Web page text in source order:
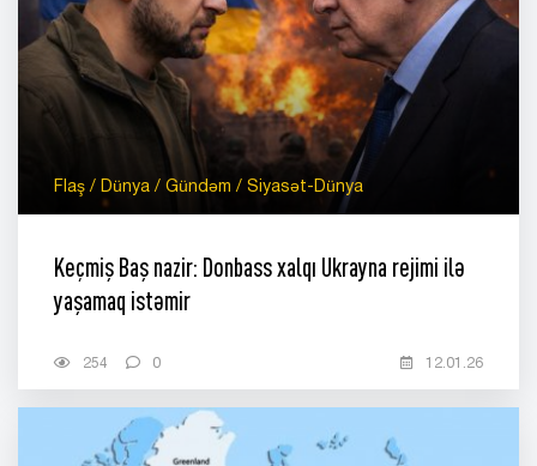
Flaş / Dünya / Gündəm / Siyasət-Dünya
Keçmiş Baş nazir: Donbass xalqı Ukrayna rejimi ilə
yaşamaq istəmir
254 0 12.01.26